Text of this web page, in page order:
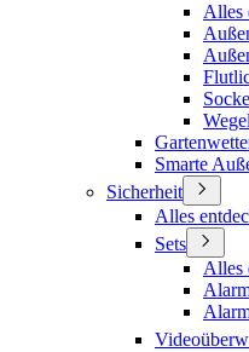
Alles
Smarte
Sicherheit
Alles
Sets
Alles